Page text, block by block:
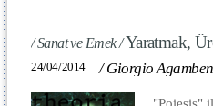
/ Sanat ve Emek /Yaratmak,
24/04/2014 /Giorgio Agamben
"Poiesis"